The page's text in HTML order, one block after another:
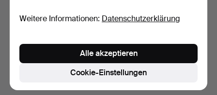
Ausgewähltes
Ausgewähltes
Beendete Auktionen aus unserem
Archivsuchen.
Weitere Informationen: Datenschutzerklärung
Cookie-Einstellungen
Alle akzeptieren